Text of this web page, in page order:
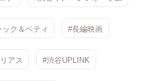
ク＆ベティ #長編映画
アス #渋谷UPLINK